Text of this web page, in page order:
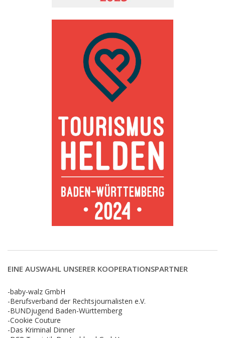
EINE AUSWAHL UNSERER KOOPERATIONSPARTNER
-baby-walz GmbH
-Berufsverband der Rechtsjournalisten e.V.
-BUNDjugend Baden-Württemberg
-Cookie Couture
-Das Kriminal Dinner